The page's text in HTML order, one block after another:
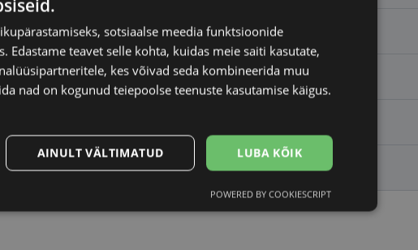
Raami kuju
Kliendirühm
Ninavahe laius (mm)
sotsiaalse meedia funktsioonide
Edastame teavet selle kohta, kuidas meie saiti kasutate,
kes võivad seda kombineerida muu
nad on kogunud teiepoolse teenuste kasutamise käigus.
LUBA KÕIK
AINULT VÄLTIMATUD
Eelistused
POWERED BY COOKIESCRIPT